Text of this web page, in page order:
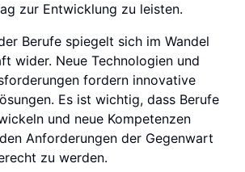
zur Entwicklung zu leisten.
Berufe spiegelt sich im Wandel
wider. Neue Technologien und
fordern innovative
Es ist wichtig, dass Berufe
und neue Kompetenzen
Anforderungen der Gegenwart
zu werden.